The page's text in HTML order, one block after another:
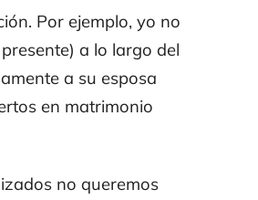
Por ejemplo, yo no
a lo largo del
a su esposa
en matrimonio
no queremos